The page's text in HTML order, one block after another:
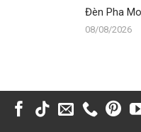
Đèn Pha
08/08/2026